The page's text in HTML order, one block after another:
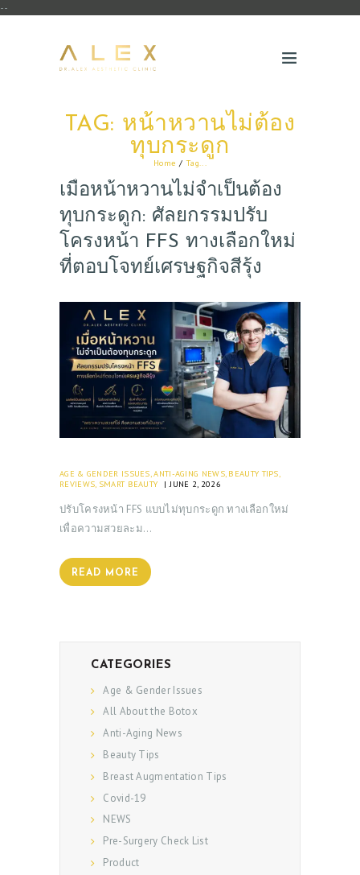
--
TAG: หน้าหวานไม่ต้อง
ทุบกระดูก
Home Tag...
เมื่อหน้าหวานไม่จำเป็นต้อง
ทุบกระดูก: ศัลยกรรมปรับ
โครงหน้า FFS ทางเลือกใหม่
ที่ตอบโจทย์เศรษฐกิจสีรุ้ง
AGE & GENDER ISSUES ,ANTI-AGING NEWS, BEAUTY TIPS
REVIEWS SMART BEAUTY JUNE 2, 2026
ปรับโครงหน้า FFS แบบไม่ทุบกระดูก ทางเลือกใหม่
เพื่อความสวยละม…
READ MORE
CATEGORIES
Age & Gender Issues
All About the Botox
Anti-Aging News
Beauty Tips
Breast Augmentation Tips
Covid-19
NEWS
Pre-Surgery Check List
Product